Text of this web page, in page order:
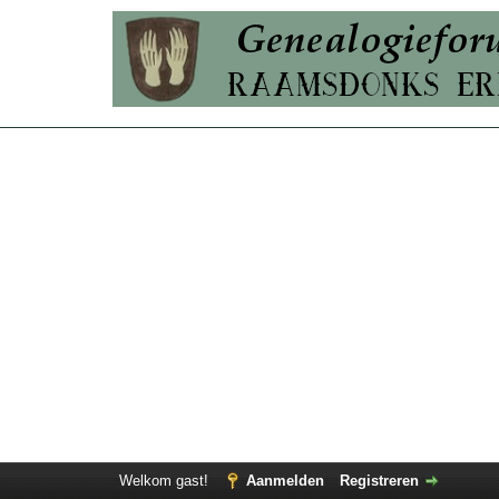
Welkom gast! Aanmelden Registreren